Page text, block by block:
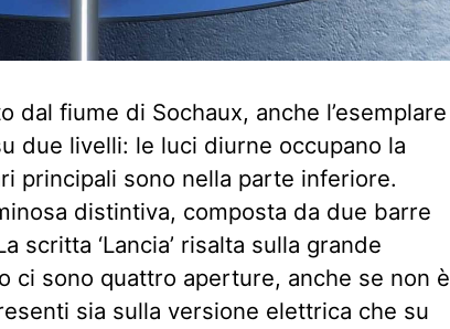
dal fiume di Sochaux, anche l’esemplare
due livelli: le luci diurne occupano la
principali sono nella parte inferiore.
distintiva, composta da due barre
scritta ‘Lancia’ risalta sulla grande
ci sono quattro aperture, anche se non è
sia sulla versione elettrica che su